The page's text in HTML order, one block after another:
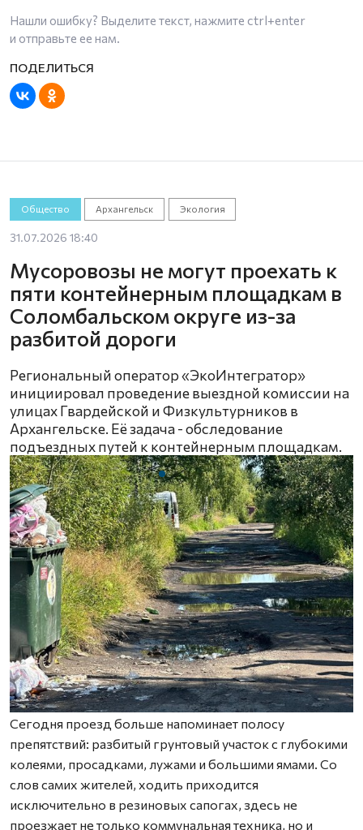
Нашли ошибку? Выделите текст, нажмите ctrl+enter
и отправьте ее нам.
Общество Архангельск Экология
31.07.2026 18:40
Мусоровозы не могут проехать к
пяти контейнерным площадкам в
Соломбальском округе из-за
разбитой дороги
Региональный оператор «ЭкоИнтегратор»
инициировал проведение выездной комиссии на
улицах Гвардейской и Физкультурников в
Архангельске. Её задача - обследование
подъездных путей к контейнерным площадкам.
Сегодня проезд больше напоминает полосу
препятствий: разбитый грунтовый участок с глубокими
колеями, просадками, лужами и большими ямами. Со
слов самих жителей, ходить приходится
исключительно в резиновых сапогах, здесь не
проезжает не только коммунальная техника, но и